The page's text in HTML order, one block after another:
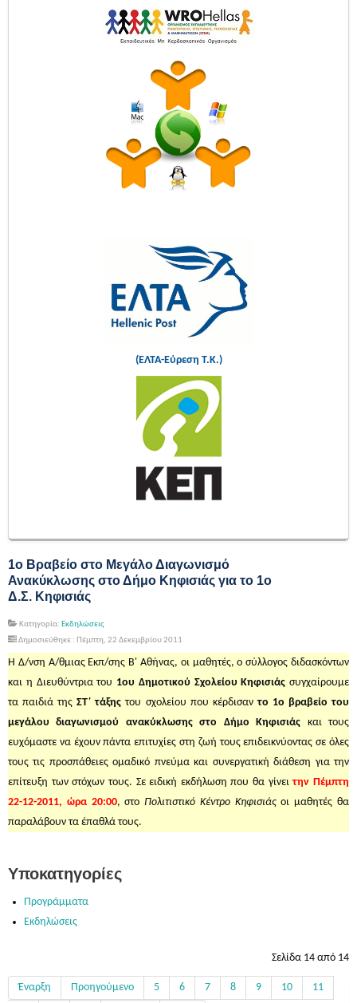
(ΕΛΤΑ-Εύρεση Τ.Κ.)
1ο Βραβείο στο Μεγάλο Διαγωνισμό
Ανακύκλωσης στο Δήμο Κηφισιάς για το 1ο
Δ.Σ. Κηφισιάς
Κατηγορία: Εκδηλώσεις
Δημοσιεύθηκε : Πέμπτη, 22 Δεκεμβρίου 2011
Η Δ/νση Α/θμιας Εκπ/σης Β' Αθήνας, οι μαθητές, ο σύλλογος διδασκόντων
και η Διευθύντρια του 1ου Δημοτικού Σχολείου Κηφισιάς συγχαίρουμε
τα παιδιά τηςΣΤ΄ τάξης του σχολείου που κέρδισαντο 1ο βραβείο του
μεγάλου διαγωνισμού ανακύκλωσης στο Δήμο Κηφισιάς και τους
ευχόμαστε να έχουν πάντα επιτυχίες στη ζωή τους επιδεικνύοντας σε όλες
τους τις προσπάθειες ομαδικό πνεύμα και συνεργατική διάθεση για την
επίτευξη των στόχων τους. Σε ειδική εκδήλωση που θα γίνειτην Πέμπτη
22-12-2011, ώρα 20:00, στο Πολιτιστικό Κέντρο Κηφισιάςοι μαθητές θα
παραλάβουν τα έπαθλά τους.
Υποκατηγορίες
Προγράμματα
Εκδηλώσεις
Σελίδα 14 από 14
Έναρξη Προηγούμενο 5 6 7 8 9 10
11